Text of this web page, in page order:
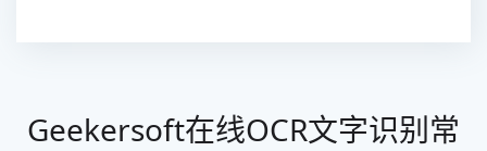
Geekersoft在线OCR文字识别常